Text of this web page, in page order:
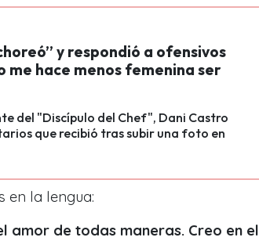
y respondió a ofensivos
me hace menos femenina ser
del "Discípulo del Chef", Dani Castro
que recibió tras subir una foto en
en la lengua:
amor de todas maneras. Creo en el